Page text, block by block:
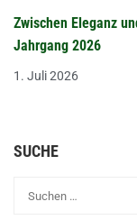
Zwischen Eleganz
Jahrgang 2026
1. Juli 2026
SUCHE